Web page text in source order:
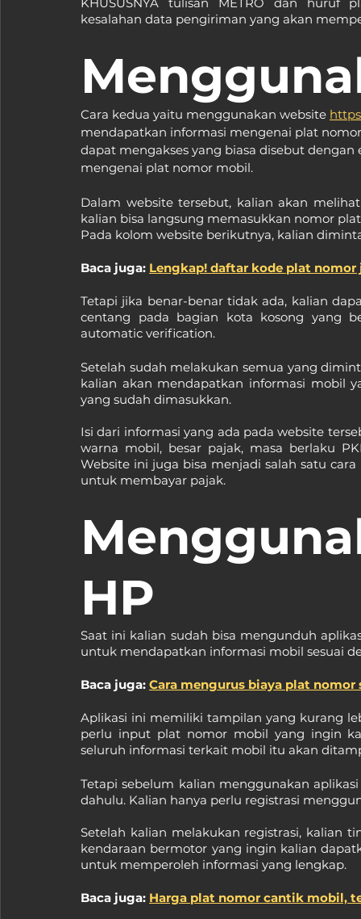
kesalahan data pengiriman yang akan
Cara kedua yaitu menggunakan website
mendapatkan informasi mengenai plat
dapat mengakses yang biasa disebut
mengenai plat nomor mobil.
Dalam website tersebut, kalian akan
kalian bisa langsung memasukkan nomor
Pada kolom website berikutnya, kalian
Baca juga: Lengkap! daftar kode plat
Tetapi jika benar-benar tidak ada, kalian
centang pada bagian kota kosong yang
automatic verification.
Setelah sudah melakukan semua yang
kalian akan mendapatkan informasi mobil
yang sudah dimasukkan.
Isi dari informasi yang ada pada website
warna mobil, besar pajak, masa berlaku
Website ini juga bisa menjadi salah satu
untuk membayar pajak.
HP
Saat ini kalian sudah bisa mengunduh
untuk mendapatkan informasi mobil sesuai
Baca juga: Cara mengurus biaya plat nomor
Aplikasi ini memiliki tampilan yang kurang
perlu input plat nomor mobil yang ingin
seluruh informasi terkait mobil itu akan
Tetapi sebelum kalian menggunakan
dahulu. Kalian hanya perlu registrasi
Setelah kalian melakukan registrasi, kalian
kendaraan bermotor yang ingin kalian
untuk memperoleh informasi yang lengkap.
Baca juga: Harga plat nomor cantik mobil,